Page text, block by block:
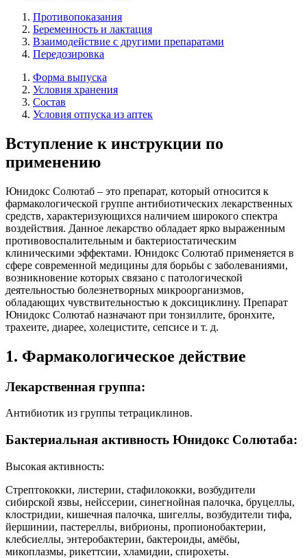
Противопоказания
Беременность и лактация
Взаимодействие с другими препаратами
Передозировка
Форма выпуска
Условия хранения
Состав
Условия отпуска из аптек
Вступление к инструкции по
применению
Юнидокс Солютаб – это препарат, который относится к
фармакологической группе антибиотических лекарственных
средств, характеризующихся наличием широкого спектра
воздействия. Данное лекарство обладает ярко выраженным
противовоспалительным и бактериостатическим
клиническими эффектами. Юнидокс Солютаб применяется в
сфере современной медицины для борьбы с заболеваниями,
возникновение которых связано с патологической
деятельностью болезнетворных микроорганизмов,
обладающих чувствительностью к доксициклину. Препарат
Юнидокс Солютаб назначают при тонзиллите, бронхите,
трахеите, диарее, холецистите, сепсисе и т. д.
1. Фармакологическое действие
Лекарственная группа:
Антибиотик из группы тетрациклинов.
Бактериальная активность Юнидокс Солютаба:
Высокая активность:
Стрептококки, листерии, стафилококки, возбудители
сибирской язвы, нейссерии, синегнойная палочка, бруцеллы,
клостридии, кишечная палочка, шигеллы, возбудители тифа,
йершинии, пастереллы, вибрионы, пропионобактерии,
клебсиеллы, энтеробактерии, бактероиды, амёбы,
микоплазмы, рикеттсии, хламидии, спирохеты.